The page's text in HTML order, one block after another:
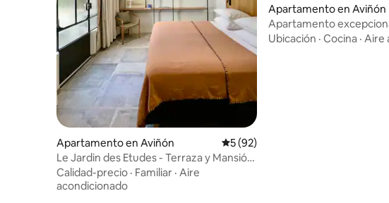
Apartamento en Aviñón Calificación promedio: 5 de 5, 92
5 (92)
Le Jardin des Etudes - Terraza y Mansión
de 300 años
Calidad-precio · Familiar · Aire
acondicionado
Apartamento en Aviñón
Apartamento
burgués
Ubicación · Cocina · Aire